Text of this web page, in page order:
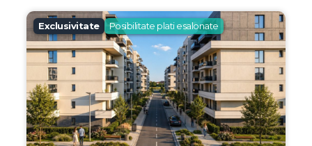
Exclusivitate Posibilitate plati esalonate